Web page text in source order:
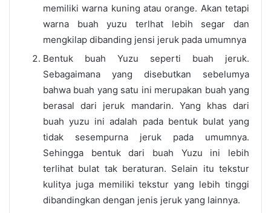
memiliki warna kuning atau orange. Akan tetapi
warna buah yuzu terlhat lebih segar dan
mengkilap dibanding jensi jeruk pada umumnya
Bentuk buah Yuzu seperti buah jeruk.
Sebagaimana yang disebutkan sebelumya
bahwa buah yang satu ini merupakan buah yang
berasal dari jeruk mandarin. Yang khas dari
buah yuzu ini adalah pada bentuk bulat yang
tidak sesempurna jeruk pada umumnya.
Sehingga bentuk dari buah Yuzu ini lebih
terlihat bulat tak beraturan. Selain itu tekstur
kulitya juga memiliki tekstur yang lebih tinggi
dibandingkan dengan jenis jeruk yang lainnya.